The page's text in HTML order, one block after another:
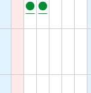
● ●